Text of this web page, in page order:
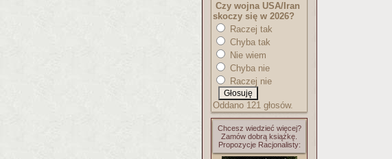
Czy wojna USA/Iran
skoczy się w 2026?
Raczej tak
Chyba tak
Nie wiem
Chyba nie
Raczej nie
Oddano 121 głosów.
Chcesz wiedzieć więcej?
Zamów dobrą książkę.
Propozycje Racjonalisty: